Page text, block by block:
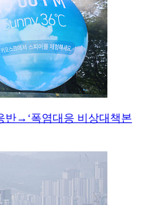
반→‘폭염대응 비상대책본